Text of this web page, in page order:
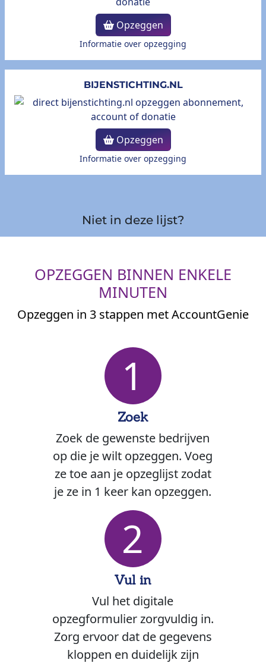
Opzeggen
Informatie over opzegging
BIJENSTICHTING.NL
Opzeggen
Informatie over opzegging
Niet in deze lijst?
OPZEGGEN BINNEN ENKELE
MINUTEN
Opzeggen in 3 stappen met AccountGenie
1
Zoek
Zoek de gewenste bedrijven
op die je wilt opzeggen. Voeg
ze toe aan je opzeglijst zodat
je ze in 1 keer kan opzeggen.
2
Vul in
Vul het digitale
opzegformulier zorgvuldig in.
Zorg ervoor dat de gegevens
kloppen en duidelijk zijn